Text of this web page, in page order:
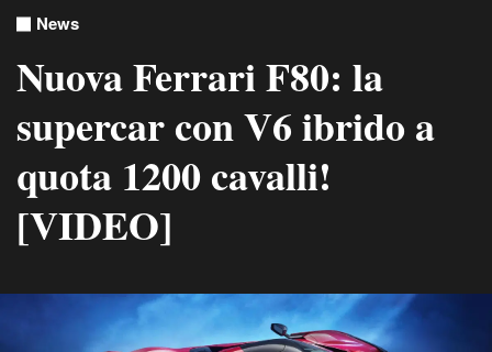
News
Nuova Ferrari F80: la
supercar con V6 ibrido a
quota 1200 cavalli!
[VIDEO]